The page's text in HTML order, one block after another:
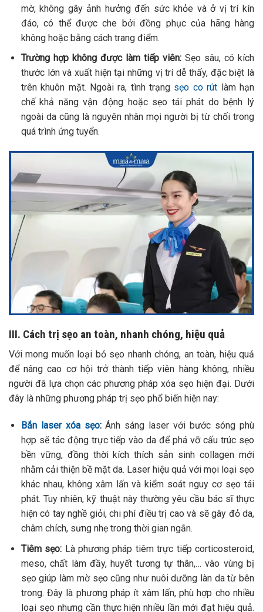
mờ, không gây ảnh hưởng đến sức khỏe và ở vị trí kín
đáo, có thể được che bởi đồng phục của hãng hàng
không hoặc bằng cách trang điểm.
Trường hợp không được làm tiếp viên: Sẹo sâu, có kích
thước lớn và xuất hiện tại những vị trí dễ thấy, đặc biệt là
trên khuôn mặt. Ngoài ra, tình trạng sẹo co rút làm hạn
chế khả năng vận động hoặc sẹo tái phát do bệnh lý
ngoài da cũng là nguyên nhân mọi người bị từ chối trong
quá trình ứng tuyển.
III. Cách trị sẹo an toàn, nhanh chóng, hiệu quả
Với mong muốn loại bỏ sẹo nhanh chóng, an toàn, hiệu quả
để nâng cao cơ hội trở thành tiếp viên hàng không, nhiều
người đã lựa chọn các phương pháp xóa sẹo hiện đại. Dưới
đây là những phương pháp trị sẹo phổ biến hiện nay:
Bắn laser xóa sẹo:Ánh sáng laser với bước sóng phù
hợp sẽ tác động trực tiếp vào da để phá vỡ cấu trúc sẹo
bền vững, đồng thời kích thích sản sinh collagen mới
nhằm cải thiện bề mặt da. Laser hiệu quả với mọi loại sẹo
khác nhau, không xâm lấn và kiểm soát nguy cơ sẹo tái
phát. Tuy nhiên, kỹ thuật này thường yêu cầu bác sĩ thực
hiện có tay nghề giỏi, chi phí điều trị cao và sẽ gây đỏ da,
châm chích, sưng nhẹ trong thời gian ngắn.
Tiêm sẹo: Là phương pháp tiêm trực tiếp corticosteroid,
meso, chất làm đầy, huyết tương tự thân,… vào vùng bị
sẹo giúp làm mờ sẹo cũng như nuôi dưỡng làn da từ bên
trong. Đây là phương pháp ít xâm lấn, phù hợp cho nhiều
loại sẹo nhưng cần thực hiện nhiều lần mới đạt hiệu quả.